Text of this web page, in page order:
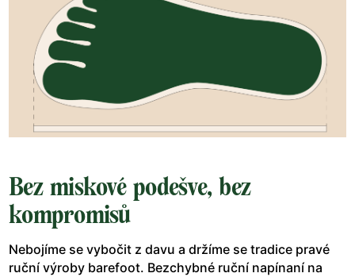
Bez miskové podešve, bez
kompromisů
Nebojíme se vybočit z davu a držíme se tradice pravé
ruční výroby barefoot. Bezchybné ruční napínaní na